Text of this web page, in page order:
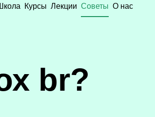
Курсы Лекции Советы О нас
br?